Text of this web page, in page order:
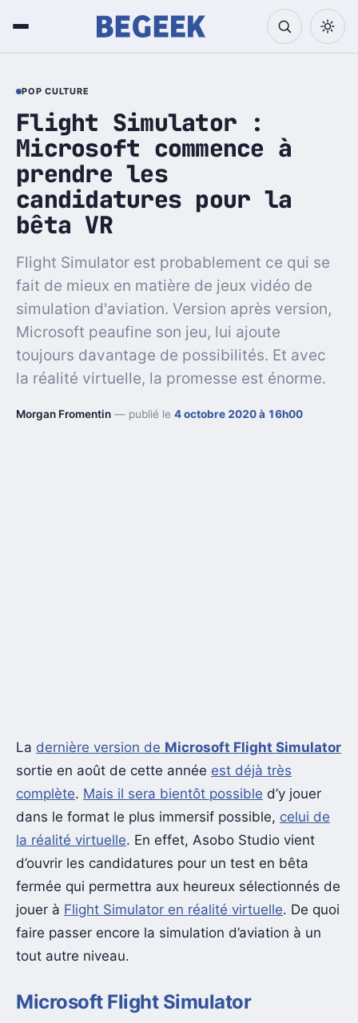
POP CULTURE
Flight Simulator :
Microsoft commence à
prendre les
candidatures pour la
bêta VR
Flight Simulator est probablement ce qui se
fait de mieux en matière de jeux vidéo de
simulation d'aviation. Version après version,
Microsoft peaufine son jeu, lui ajoute
toujours davantage de possibilités. Et avec
la réalité virtuelle, la promesse est énorme.
Morgan Fromentin — publié le 4 octobre 2020 à 16h00
La dernière version de Microsoft Flight Simulator
sortie en août de cette année est déjà très
complète. Mais il sera bientôt possible d’y jouer
dans le format le plus immersif possible, celui de
la réalité virtuelle. En effet, Asobo Studio vient
d’ouvrir les candidatures pour un test en bêta
fermée qui permettra aux heureux sélectionnés de
jouer à Flight Simulator en réalité virtuelle. De quoi
faire passer encore la simulation d’aviation à un
tout autre niveau.
Microsoft Flight Simulator